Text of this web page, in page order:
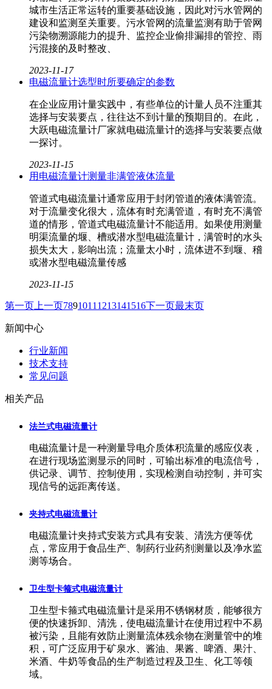
城市生活正常运转的重要基础设施，因此对污水管网的
建设和监测至关重要。污水管网的流量监测有助于管网
污染物溯源能力的提升、监控企业偷排漏排的管控、雨
污混接的及时整改、
2023-11-17
电磁流量计选型时所要确定的参数
在企业应用计量实践中，有些单位的计量人员不注重其
选择与安装要点，往往达不到计量的预期目的。在此，
大跃电磁流量计厂家就电磁流量计​的选择与安装要点做
一探讨。
2023-11-15
用电磁流量计测量非满管液体流量
管道式电磁流量计通常应用于封闭管道的液体满管流。
对于流量变化很大，流体有时充满管道，有时充不满管
道的情形，管道式电磁流量计不能适用。如果使用测量
明渠流量的堰、槽或潜水型电磁流量计，满管时的水头
损失太大，影响出流；流量太小时，流体进不到堰、稽
或潜水型电磁流量传感
2023-11-15
第一页 上一页7891011 1213141516下一页最末页
新闻中心
行业新闻
技术支持
常见问题
相关产品
法兰式电磁流量计
电磁流量计是一种测量导电介质体积流量的感应仪表，
在进行现场监测显示的同时，可输出标准的电流信号，
供记录、调节、控制使用，实现检测自动控制，并可实
现信号的远距离传送。
夹持式电磁流量计
电磁流量计夹持式安装方式具有安装、清洗方便等优
点，常应用于食品生产、制药行业药剂测量以及净水监
测等场合。
卫生型卡箍式电磁流量计
卫生型卡箍式电磁流量计是采用不锈钢材质，能够很方
便的快速拆卸、清洗，使电磁流量计在使用过程中不易
被污染，且能有效防止测量流体残余物在测量管中的堆
积，可广泛应用于矿泉水、酱油、果酱、啤酒、果汁、
米酒、牛奶等食品的生产制造过程及卫生、化工等领
域。